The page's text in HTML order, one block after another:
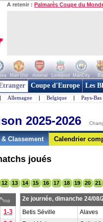
A retenir : Palmarès Coupe du
Man Utd Arsenal Liverpool ManCity
Coupe d'Europe Les
| Allemagne | Belgique | Pays-Bas
2025-2026
Classement Calendrier
joués
12 13 14 15 16 17 18 19 20 21
top
1-3
2e journée, dimanche 24/08/
Betis Séville
Alaves